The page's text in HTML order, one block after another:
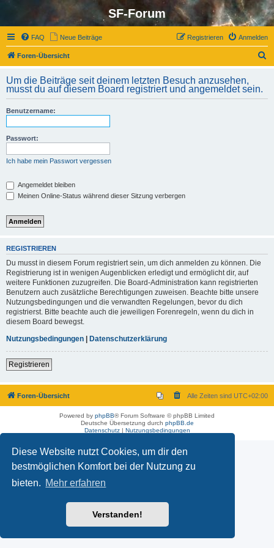
Diese Website nutzt Cookies, um dir den
bestmöglichen Komfort bei der Nutzung zu
bieten. Mehr erfahren
Verstanden!
SF-Forum
FAQ Neue Beiträge Anmelden
Registrieren
Foren-Übersicht
h
Um die Beiträge seit deinem letzten Besuch anzusehen,
musst du auf diesem Board registriert und angemeldet sein.
Benutzername:
Passwort:
Ich habe mein Passwort vergessen
Angemeldet bleiben
Meinen Online-Status während dieser Sitzung verbergen
REGISTRIEREN
Du musst in diesem Forum registriert sein, um dich anmelden zu können. Die
Registrierung ist in wenigen Augenblicken erledigt und ermöglicht dir, auf
weitere Funktionen zuzugreifen. Die Board-Administration kann registrierten
Benutzern auch zusätzliche Berechtigungen zuweisen. Beachte bitte unsere
Nutzungsbedingungen und die verwandten Regelungen, bevor du dich
registrierst. Bitte beachte auch die jeweiligen Forenregeln, wenn du dich in
diesem Board bewegst.
Nutzungsbedingungen | Datenschutzerklärung
Registrieren
Foren-Übersicht Alle Zeiten sind UTC+02:00
Powered by phpBB® Forum Software © phpBB Limited
Deutsche Übersetzung durch phpBB.de
Datenschutz| Nutzungsbedingungen